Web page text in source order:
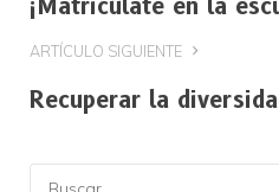
¡Matricúlate en la
ARTÍCULO SIGUIENTE
Recuperar la